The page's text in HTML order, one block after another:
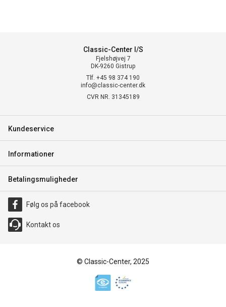
Classic-Center I/S
Fjelshøjvej 7
DK-9260 Gistrup
Tlf. +45 98 374 190
info@classic-center.dk
CVR NR. 31345189
Kundeservice
Informationer
Betalingsmuligheder
Følg os på facebook
Kontakt os
© Classic-Center, 2025